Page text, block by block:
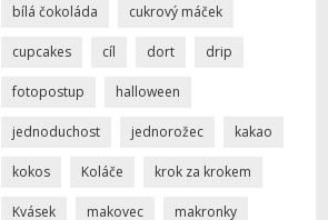
bílá čokoláda cukrový máček
cupcakes cíl dort drip
fotopostup halloween
jednoduchost jednorožec kakao
kokos Koláče krok za krokem
Kvásek makovec makronky